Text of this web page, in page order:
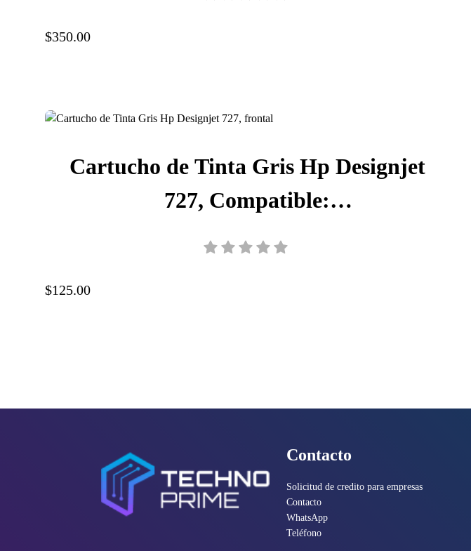
$350.00
Cartucho de Tinta Gris Hp Designjet
727, Compatible:
$125.00
Contacto
Solicitud de credito para empresas
Contacto
WhatsApp
Teléfono